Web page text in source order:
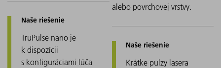
TruPulse nano je
k dispozícii
s konfiguráciami lúča
alebo povrchovej vrstvy.
Krátke pulzy lasera